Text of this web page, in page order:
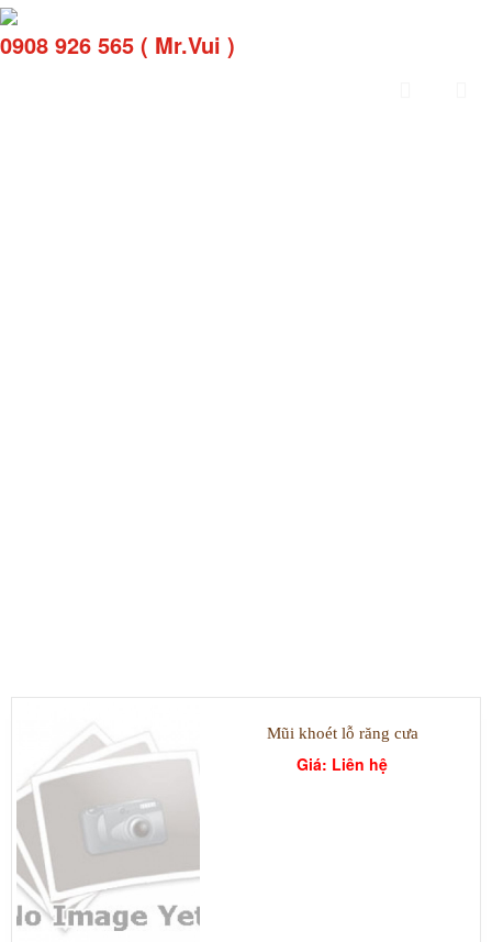
0908 926 565 ( Mr.Vui )
Mũi khoét lỗ răng cưa
Giá: Liên hệ